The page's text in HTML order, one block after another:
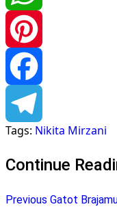
WhatsApp
Pinterest
Facebook
Telegram
Tags: Nikita Mirzani
Continue
Previous Gatot